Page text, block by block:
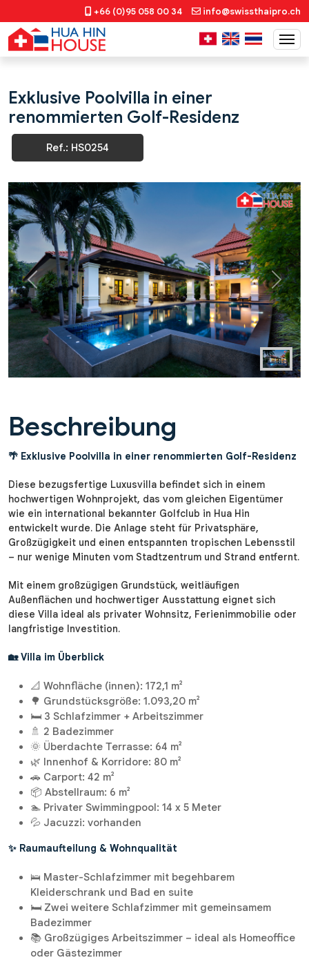
+66 (0)95 058 00 34 info@swissthaipro.ch
Exklusive Poolvilla in einer
renommierten Golf-Residenz
Ref.: HS0254
Previous Next
Beschreibung
🌴 Exklusive Poolvilla in einer renommierten Golf-Residenz
Diese bezugsfertige Luxusvilla befindet sich in einem
hochwertigen Wohnprojekt, das vom gleichen Eigentümer
wie ein international bekannter Golfclub in Hua Hin
entwickelt wurde. Die Anlage steht für Privatsphäre,
Großzügigkeit und einen entspannten tropischen Lebensstil
– nur wenige Minuten vom Stadtzentrum und Strand entfernt.
Mit einem großzügigen Grundstück, weitläufigen
Außenflächen und hochwertiger Ausstattung eignet sich
diese Villa ideal als privater Wohnsitz, Ferienimmobilie oder
langfristige Investition.
🏡 Villa im Überblick
📐 Wohnfläche (innen): 172,1 m²
🌳 Grundstücksgröße: 1.093,20 m²
🛏️ 3 Schlafzimmer + Arbeitszimmer
🚿 2 Badezimmer
🌞 Überdachte Terrasse: 64 m²
🌿 Innenhof & Korridore: 80 m²
🚗 Carport: 42 m²
📦 Abstellraum: 6 m²
🏊 Privater Swimmingpool: 14 x 5 Meter
💦 Jacuzzi: vorhanden
✨ Raumaufteilung & Wohnqualität
🛌 Master-Schlafzimmer mit begehbarem
Kleiderschrank und Bad en suite
🛏️ Zwei weitere Schlafzimmer mit gemeinsamem
Badezimmer
📚 Großzügiges Arbeitszimmer – ideal als Homeoffice
oder Gästezimmer